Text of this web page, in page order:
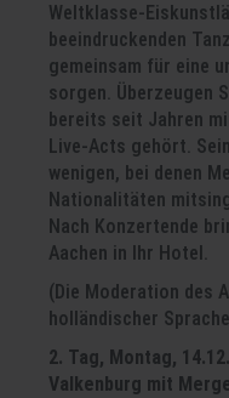
Weltklasse-
beeindruckenden
gemeinsam für eine
sorgen. Überzeugen
bereits seit Jahren
Live-Acts gehört.
wenigen, bei denen
Nationalitäten
Nach Konzertende
Aachen in Ihr Hotel.
(Die Moderation des
holländischer
2. Tag, Montag,
Valkenburg mit